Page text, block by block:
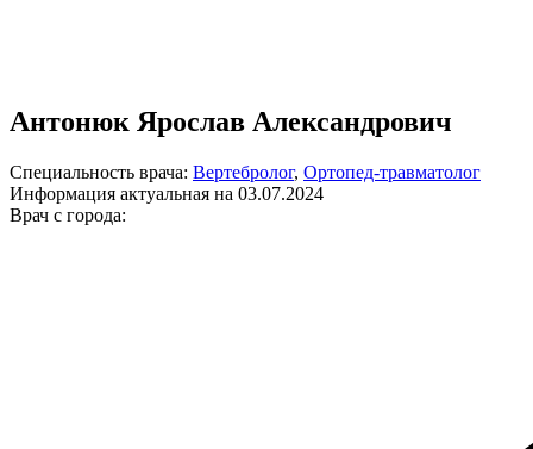
Антонюк Ярослав Александрович
Специальность врача: Вертебролог, Ортопед-травматолог
Информация актуальная на 03.07.2024
Врач с города: